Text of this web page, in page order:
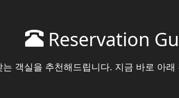
Reservation
객실을 추천해드립니다. 지금 바로 아